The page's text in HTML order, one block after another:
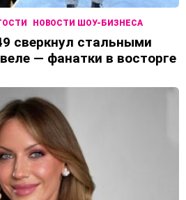
НОВОСТИ ШОУ-БИЗНЕСА
сверкнул стальными
— фанатки в восторге